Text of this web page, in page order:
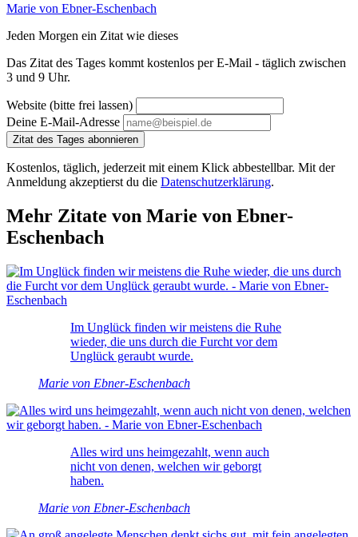
Marie von Ebner-Eschenbach
Jeden Morgen ein Zitat wie dieses
Das Zitat des Tages kommt kostenlos per E-Mail - täglich zwischen
3 und 9 Uhr.
Website (bitte frei lassen)
Deine E-Mail-Adresse
Zitat des Tages abonnieren
Kostenlos, täglich, jederzeit mit einem Klick abbestellbar. Mit der
Anmeldung akzeptierst du die Datenschutzerklärung.
Mehr Zitate von Marie von Ebner-
Eschenbach
Im Unglück finden wir meistens die Ruhe
wieder, die uns durch die Furcht vor dem
Unglück geraubt wurde.
Marie von Ebner-Eschenbach
Alles wird uns heimgezahlt, wenn auch
nicht von denen, welchen wir geborgt
haben.
Marie von Ebner-Eschenbach